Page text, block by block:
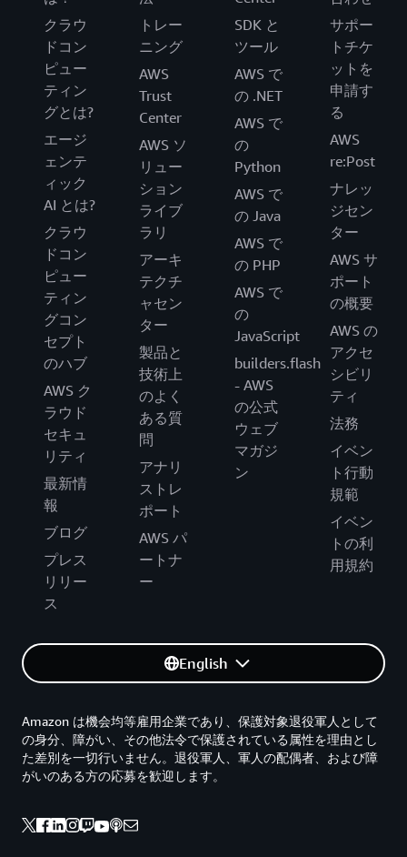
クラウ
ドコン
ピュー
ティン
グとは?
エージ
ェンテ
ィック
AI とは?
クラウ
ドコン
ピュー
ティン
グコン
セプト
のハブ
AWS ク
ラウド
セキュ
リティ
最新情
報
ブログ
プレス
リリー
ス
トレー
ニング
AWS
Trust
Center
AWS ソ
リュー
ション
ライブ
ラリ
アーキ
テクチ
ャセン
ター
製品と
技術上
のよく
ある質
問
アナリ
ストレ
ポート
AWS パ
ートナ
ー
SDK と
ツール
AWS で
の .NET
AWS で
の
Python
AWS で
の Java
AWS で
の PHP
AWS で
の
JavaScript
builders.flash
- AWS
の公式
ウェブ
マガジ
ン
サポー
トチケ
ットを
申請す
る
AWS
re:Post
ナレッ
ジセン
ター
AWS サ
ポート
の概要
AWS の
アクセ
シビリ
ティ
法務
イベン
ト行動
規範
イベン
トの利
用規約
English
Amazon は機会均等雇用企業であり、保護対象退役軍人として
の身分、障がい、その他法令で保護されている属性を理由とし
た差別を一切行いません。退役軍人、軍人の配偶者、および障
がいのある方の応募を歓迎します。